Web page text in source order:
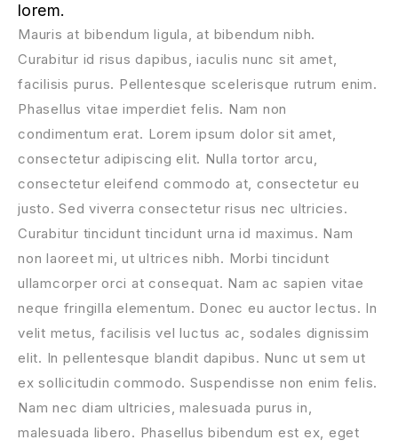
lorem.
Mauris at bibendum ligula, at bibendum nibh.
Curabitur id risus dapibus, iaculis nunc sit amet,
facilisis purus. Pellentesque scelerisque rutrum enim.
Phasellus vitae imperdiet felis. Nam non
condimentum erat. Lorem ipsum dolor sit amet,
consectetur adipiscing elit. Nulla tortor arcu,
consectetur eleifend commodo at, consectetur eu
justo. Sed viverra consectetur risus nec ultricies.
Curabitur tincidunt tincidunt urna id maximus. Nam
non laoreet mi, ut ultrices nibh. Morbi tincidunt
ullamcorper orci at consequat. Nam ac sapien vitae
neque fringilla elementum. Donec eu auctor lectus. In
velit metus, facilisis vel luctus ac, sodales dignissim
elit. In pellentesque blandit dapibus. Nunc ut sem ut
ex sollicitudin commodo. Suspendisse non enim felis.
Nam nec diam ultricies, malesuada purus in,
malesuada libero. Phasellus bibendum est ex, eget